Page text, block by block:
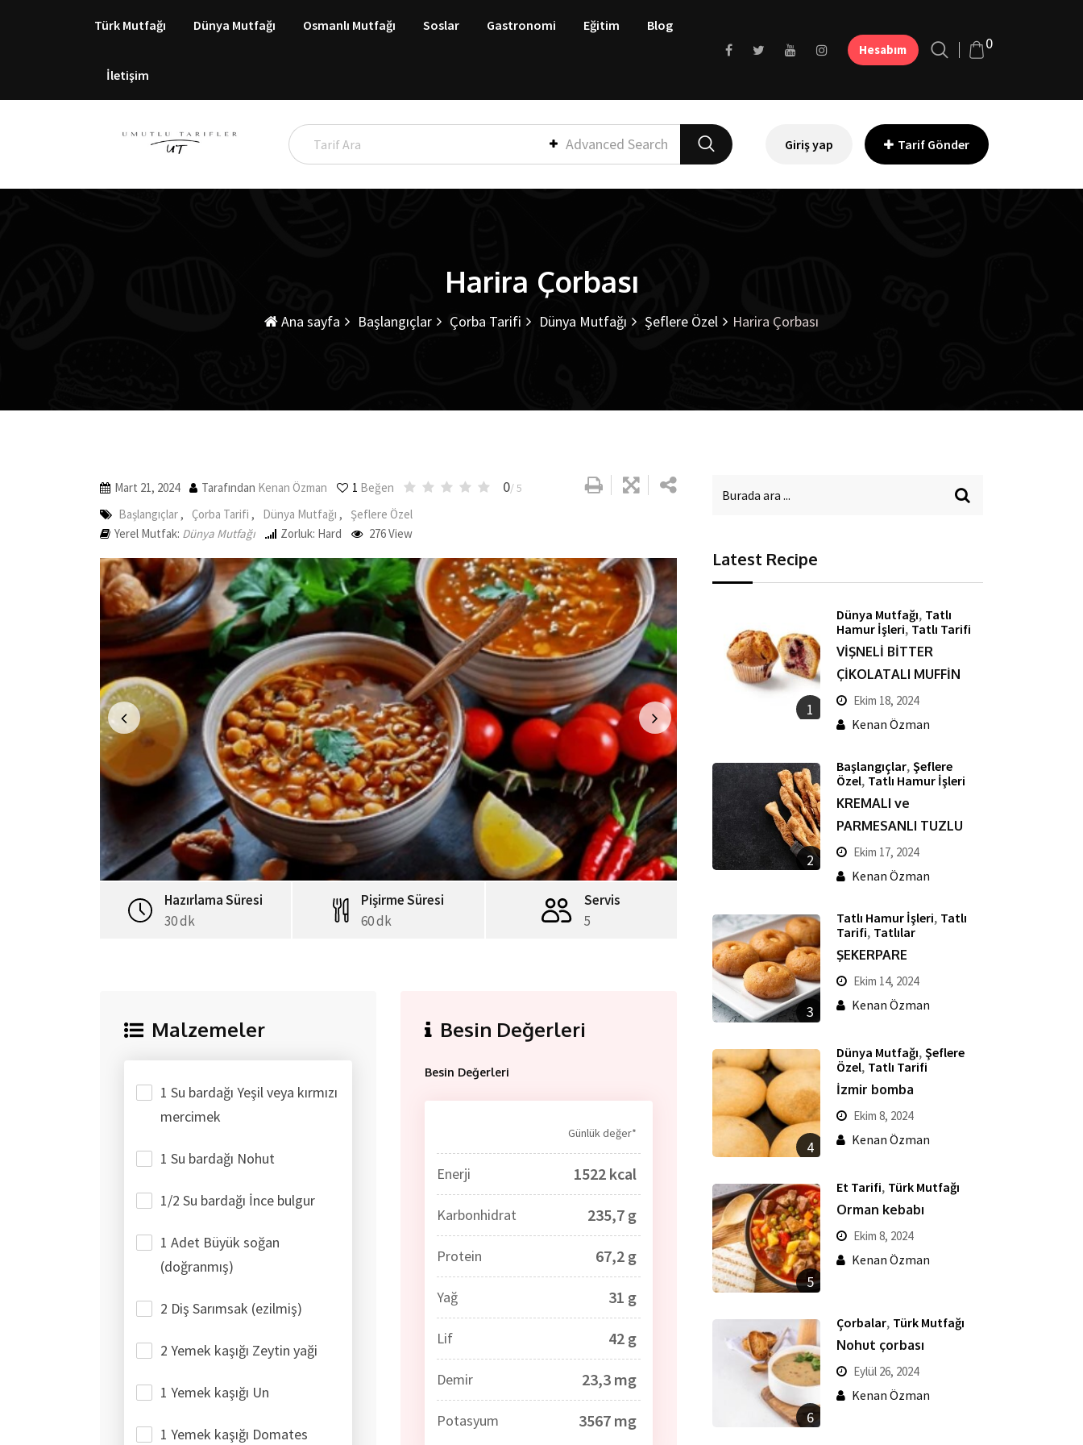
Türk Mutfağı Dünya Mutfağı Osmanlı Mutfağı Soslar Gastronomi Eğitim Blog
İletişim
Hesabım 0
Advanced Search Giriş yap Tarif Gönder
Harira Çorbası
Ana sayfa Başlangıçlar Çorba Tarifi Dünya Mutfağı Şeflere Özel Harira Çorbası
Mart 21, 2024 Tarafından Kenan Özman 1 Beğen 0/ 5
Başlangıçlar, Çorba Tarifi , Dünya Mutfağı ,
Şeflere Özel
Yerel Mutfak: Dünya Mutfağı Zorluk: Hard 276View
Google+
LinkedIn
Whatsapp
Pinterest
Hazırlama Süresi
30 dk
Pişirme Süresi
60 dk
Servis
5
Malzemeler
1 Su bardağı Yeşil veya kırmızı
mercimek
1 Su bardağı Nohut
1/2 Su bardağı İnce bulgur
1 Adet Büyük soğan
(doğranmış)
2 Diş Sarımsak (ezilmiş)
2 Yemek kaşığı Zeytin yaği
1 Yemek kaşığı Un
1 Yemek kaşığı Domates
Besin Değerleri
Besin Değerleri
Günlük değer*
Enerji 1522 kcal
Karbonhidrat 235,7 g
Protein 67,2 g
Yağ 31 g
Lif 42 g
Demir 23,3 mg
Potasyum 3567 mg
Latest Recipe
1
Dünya Mutfağı, Tatlı
Hamur İşleri,Tatlı Tarifi
VİŞNELİ BİTTER
ÇİKOLATALI MUFFİN
Ekim 18, 2024
Kenan Özman
2
Başlangıçlar,Şeflere
Özel, Tatlı Hamur İşleri
KREMALI ve
PARMESANLI TUZLU
Ekim 17, 2024
Kenan Özman
3
Tatlı Hamur İşleri, Tatlı
Tarifi, Tatlılar
ŞEKERPARE
Ekim 14, 2024
Kenan Özman
4
Dünya Mutfağı,Şeflere
Özel, Tatlı Tarifi
İzmir bomba
Ekim 8, 2024
Kenan Özman
5
Et Tarifi, Türk Mutfağı
Orman kebabı
Ekim 8, 2024
Kenan Özman
6
Çorbalar, Türk Mutfağı
Nohut çorbası
Eylül 26, 2024
Kenan Özman